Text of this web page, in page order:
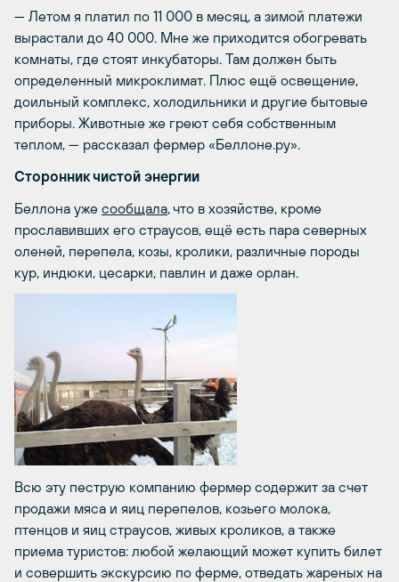
— Летом я платил по 11 000 в месяц, а зимой платежи
вырастали до 40 000. Мне же приходится обогревать
комнаты, где стоят инкубаторы. Там должен быть
определенный микроклимат. Плюс ещё освещение,
доильный комплекс, холодильники и другие бытовые
приборы. Животные же греют себя собственным
теплом, — рассказал фермер «Беллоне.ру».
Сторонник чистой энергии
Беллона уже сообщала, что в хозяйстве, кроме
прославивших его страусов, ещё есть пара северных
оленей, перепела, козы, кролики, различные породы
кур, индюки, цесарки, павлин и даже орлан.
Всю эту пеструю компанию фермер содержит за счет
продажи мяса и яиц перепелов, козьего молока,
птенцов и яиц страусов, живых кроликов, а также
приема туристов: любой желающий может купить билет
и совершить экскурсию по ферме, отведать жареных на